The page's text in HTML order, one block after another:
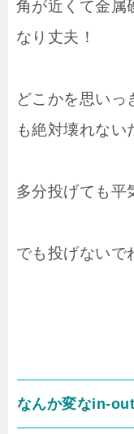
角が近くて金属
なり丈夫！
どこかを思いっ
も絶対壊れない
多分投げても平
でも投げないで
なんか変なin-